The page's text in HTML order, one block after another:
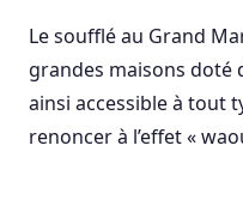
Le soufflé au Grand
grandes maisons doté
ainsi accessible à tout
renoncer à l’effet «